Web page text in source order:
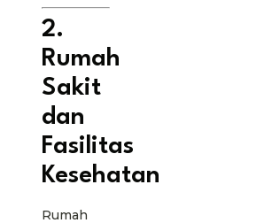
2.
Rumah
Sakit
dan
Fasilitas
Kesehatan
Rumah